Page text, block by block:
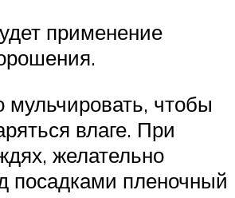
применение
мульчировать, чтобы
влаге. При
желательно
посадками пленочный